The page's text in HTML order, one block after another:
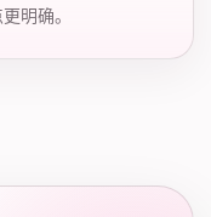
明确。